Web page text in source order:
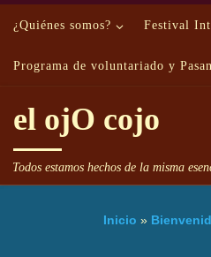
Saltar al contenido
¿Quiénes somos? Festival
Programa de voluntariado y
el ojO cojo
Todos estamos hechos de la misma
Inicio »